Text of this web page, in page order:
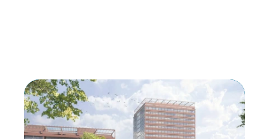
Projekte